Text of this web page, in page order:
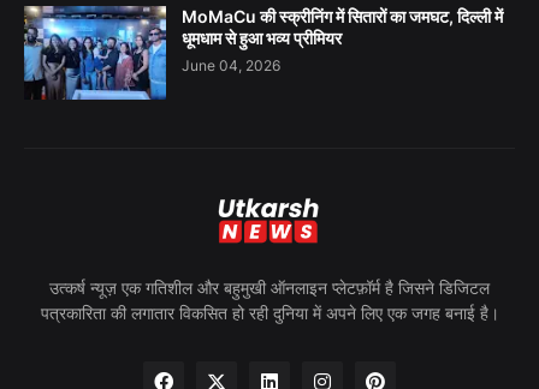
MoMaCu की स्क्रीनिंग में सितारों का जमघट, दिल्ली में
धूमधाम से हुआ भव्य प्रीमियर
June 04, 2026
उत्कर्ष न्यूज़ एक गतिशील और बहुमुखी ऑनलाइन प्लेटफ़ॉर्म है जिसने डिजिटल
पत्रकारिता की लगातार विकसित हो रही दुनिया में अपने लिए एक जगह बनाई है।